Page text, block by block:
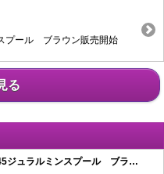
プール ブラウン販売開始
る
SESSYAキススペシャル45ジュラルミンスプール ブラウン